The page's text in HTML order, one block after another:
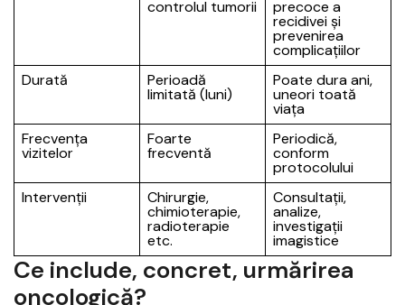
controlul tumorii precoce a
recidivei și
prevenirea
complicațiilor
Durată
Perioadă
limitată (luni)
Poate dura ani,
uneori toată
viața
Frecvența
vizitelor
Foarte
frecventă
Periodică,
conform
protocolului
Intervenții
Chirurgie,
chimioterapie,
radioterapie
etc.
Consultații,
analize,
investigații
imagistice
Ce include, concret, urmărirea
oncologică?